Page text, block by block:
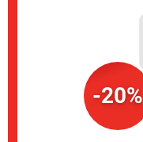
-20%